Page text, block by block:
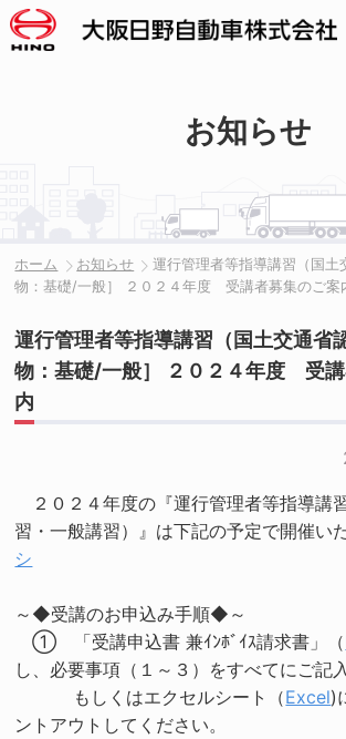
お知らせ
ホーム お知らせ
運行管理者等指導講習（国
物：基礎/一般］ ２０２４年度 受講者募集のご案
運行管理者等指導講習（国土交通
物：基礎/一般］ ２０２４年度 受
内
２０２４年度の『運行管理者等指導講
習・一般講習）』は下記の予定で開催
シ
～◆受講のお申込み手順◆～
① 「受講申込書 兼ｲﾝﾎﾞｲｽ請求書」（
し、必要事項（１～３）をすべてにご記入
もしくはエクセルシート（Excel)
ントアウトしてください。